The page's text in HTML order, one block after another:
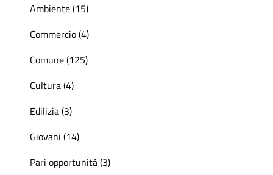
Ambiente (15)
Commercio (4)
Comune (125)
Cultura (4)
Edilizia (3)
Giovani (14)
Pari opportunità (3)